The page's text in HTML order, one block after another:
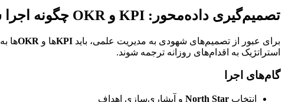
تصمیم‌گیری داده‌محور: KPI و OKR چگونه اجرا شوند؟
برای عبور از تصمیم‌های شهودی به مدیریت علمی، باید KPI‌ها و OKR‌ها به‌درستی تعریف، مالک‌گذاری و پایش شوند.
استراتژیک به اقدام‌های روزانه ترجمه شوند.
گام‌های اجرا
انتخاب North Star و آبشاری‌سازی اهداف